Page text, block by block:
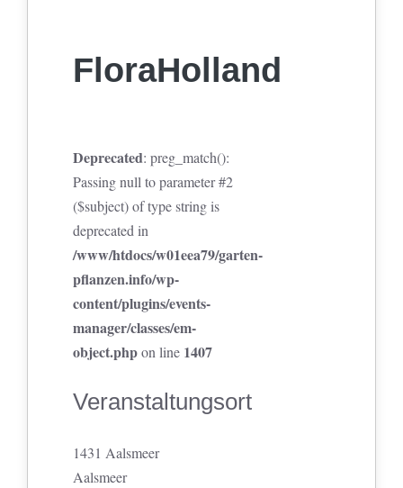
FloraHolland
Deprecated: preg_match():
Passing null to parameter #2
($subject) of type string is
deprecated in
/www/htdocs/w01eea79/garten-
pflanzen.info/wp-
content/plugins/events-
manager/classes/em-
object.phpon line 1407
Veranstaltungsort
1431 Aalsmeer
Aalsmeer